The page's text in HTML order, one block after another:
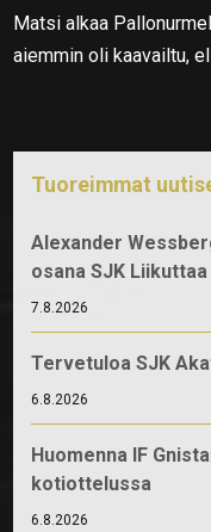
Matsi alkaa
aiemmin oli kaavailtu,
Tuoreimmat
Alexander
osana SJK
7.8.2026
Tervetuloa SJK
6.8.2026
Huomenna IF
kotiottelussa
6.8.2026